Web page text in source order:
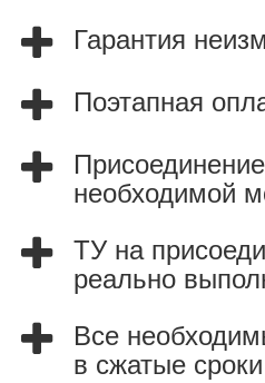
Гарантия
Поэтапная
необходимой
ТУ на
реально
Все
в сжатые сроки